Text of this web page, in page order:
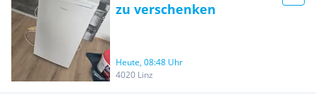
zu verschenken
Heute, 08:48 Uhr
4020 Linz